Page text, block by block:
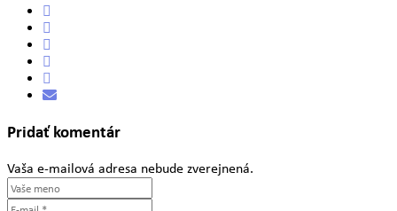
Pridať komentár
Vaša e-mailová adresa nebude zverejnená.